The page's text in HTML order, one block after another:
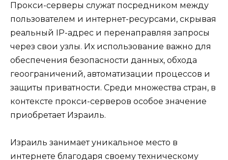
Прокси-серверы служат посредником между
пользователем и интернет-ресурсами, скрывая
реальный IP-адрес и перенаправляя запросы
через свои узлы. Их использование важно для
обеспечения безопасности данных, обхода
геоограничений, автоматизации процессов и
защиты приватности. Среди множества стран, в
контексте прокси-серверов особое значение
приобретает Израиль.
Израиль занимает уникальное место в
интернете благодаря своему техническому